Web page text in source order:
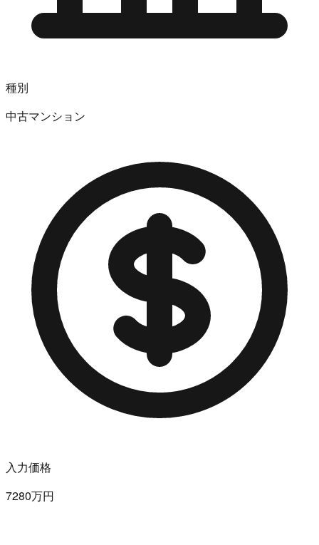
種別
中古マンション
入力価格
7280万円